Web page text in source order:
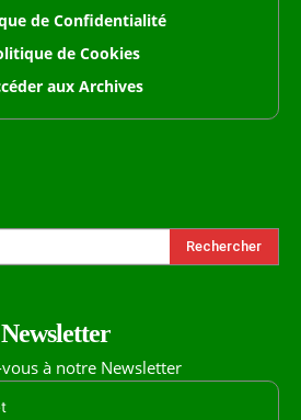
de Confidentialité
de Cookies
aux Archives
Rechercher
Newsletter
à notre Newsletter